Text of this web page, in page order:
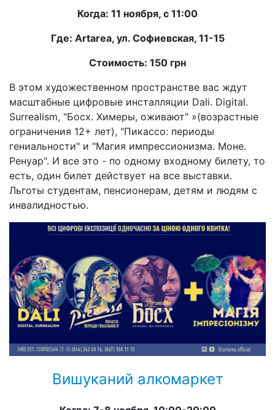
Когда: 11 ноября, с 11:00
Где: Artarea, ул. Софиевская, 11-15
Стоимость: 150 грн
В этом художественном пространстве вас ждут
масштабные цифровые инсталляции Dali. Digital.
Surrealism, "Босх. Химеры, оживают" »(возрастные
ограничения 12+ лет), "Пикассо: периоды
гениальности" и "Магия импрессионизма. Моне.
Ренуар". И все это - по одному входному билету, то
есть, один билет действует на все выставки.
Льготы студентам, пенсионерам, детям и людям с
инвалидностью.
Вишуканий алкомаркет